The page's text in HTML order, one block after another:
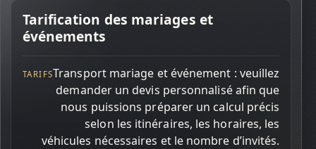
SERVICES
TARIFS
Tarification des mariages et
événements
Transport mariage et événement : veuillez
demander un devis personnalisé afin que
nous puissions préparer un calcul précis
selon les itinéraires, les horaires, les
véhicules nécessaires et le nombre d’invités.